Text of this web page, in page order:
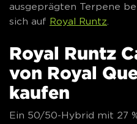
ausgeprägten Terpene
sich auf Royal Runtz
Royal Runtz
von Royal
kaufen
Ein 50/50-Hybrid mit 27